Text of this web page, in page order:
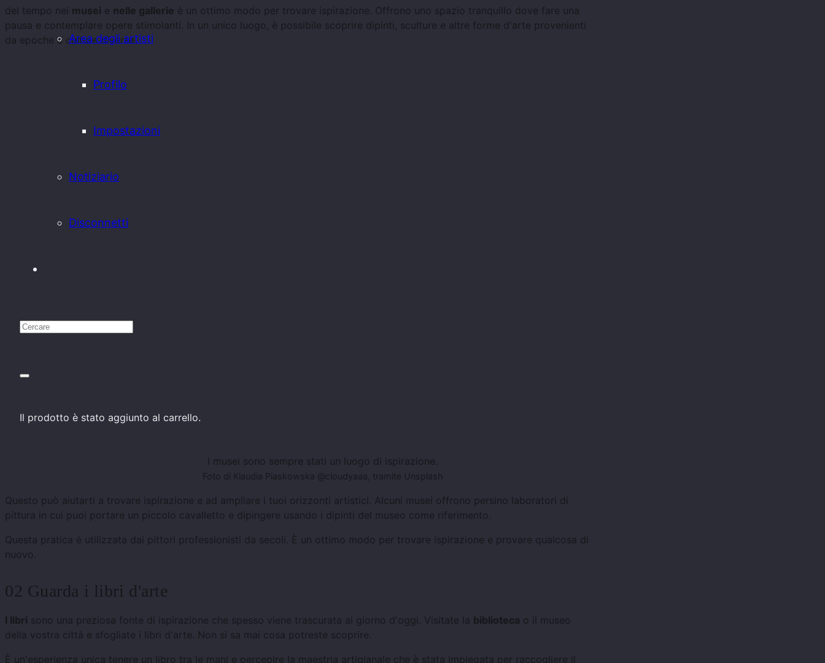
Area degli artisti
Profilo
Impostazioni
Notiziario
Disconnetti
Il prodotto è stato aggiunto al carrello.
del tempo nei musei e nelle gallerie è un ottimo modo per trovare ispirazione. Offrono uno spazio tranquillo dove fare una
pausa e contemplare opere stimolanti. In un unico luogo, è possibile scoprire dipinti, sculture e altre forme d'arte provenienti
da epoche e culture diverse.
I musei sono sempre stati un luogo di ispirazione.
Foto di Klaudia Piaskowska @cloudyaaa, tramite Unsplash
Questo può aiutarti a trovare ispirazione e ad ampliare i tuoi orizzonti artistici. Alcuni musei offrono persino laboratori di
pittura in cui puoi portare un piccolo cavalletto e dipingere usando i dipinti del museo come riferimento.
Questa pratica è utilizzata dai pittori professionisti da secoli. È un ottimo modo per trovare ispirazione e provare qualcosa di
nuovo.
02 Guarda i libri d'arte
I libri sono una preziosa fonte di ispirazione che spesso viene trascurata al giorno d'oggi. Visitate la biblioteca o il museo
della vostra città e sfogliate i libri d'arte. Non si sa mai cosa potreste scoprire.
È un'esperienza unica tenere un libro tra le mani e percepire la maestria artigianale che è stata impiegata per raccogliere il